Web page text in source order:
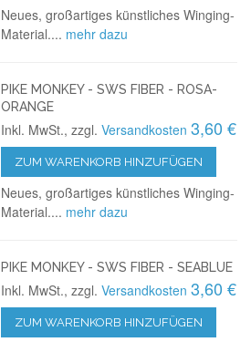
Neues, großartiges künstliches Winging-
Material.... mehr dazu
PIKE MONKEY - SWS FIBER - ROSA-
ORANGE
Inkl. MwSt., zzgl.Versandkosten 3,60 €
ZUM WARENKORB HINZUFÜGEN
Neues, großartiges künstliches Winging-
Material.... mehr dazu
PIKE MONKEY - SWS FIBER - SEABLUE
Inkl. MwSt., zzgl.Versandkosten 3,60 €
ZUM WARENKORB HINZUFÜGEN